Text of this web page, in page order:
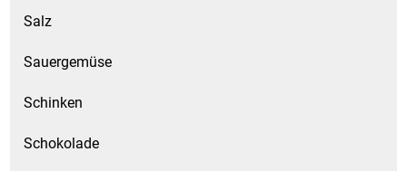
Wein
Wurst
Salz
Sauergemüse
Schinken
Schokolade